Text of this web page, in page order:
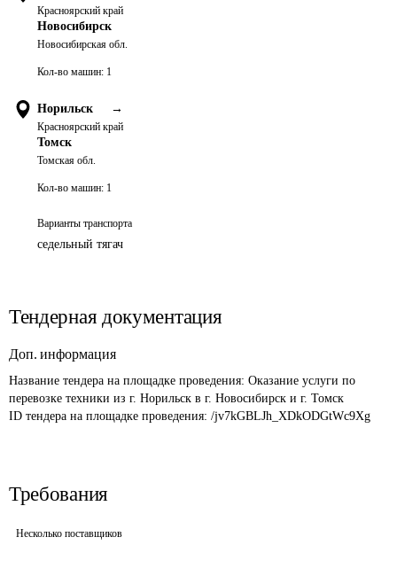
Красноярский край
Новосибирск
Новосибирская обл.
Кол-во машин: 1
Норильск →
Красноярский край
Томск
Томская обл.
Кол-во машин: 1
Варианты транспорта
седельный тягач
Тендерная документация
Доп. информация
Название тендера на площадке проведения: Оказание услуги по
перевозке техники из г. Норильск в г. Новосибирск и г. Томск
ID тендера на площадке проведения: /jv7kGBLJh_XDkODGtWc9Xg
Требования
Несколько поставщиков